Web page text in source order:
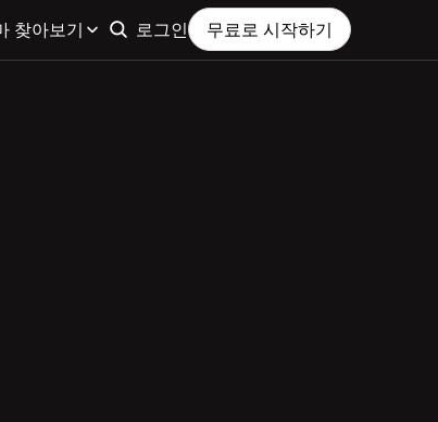
찾아보기 로그인 무료로 시작하기